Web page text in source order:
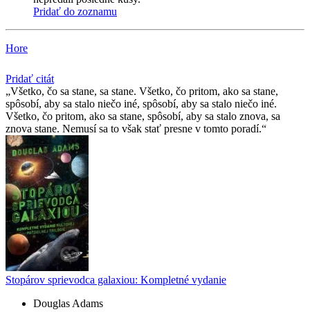
Pridať do zoznamu
Hore
Pridať citát
Všetko, čo sa stane, sa stane. Všetko, čo pritom, ako sa stane,
spôsobí, aby sa stalo niečo iné, spôsobí, aby sa stalo niečo iné.
Všetko, čo pritom, ako sa stane, spôsobí, aby sa stalo znova, sa
znova stane. Nemusí sa to však stať presne v tomto poradí.
Stopárov sprievodca galaxiou: Kompletné vydanie
Douglas Adams